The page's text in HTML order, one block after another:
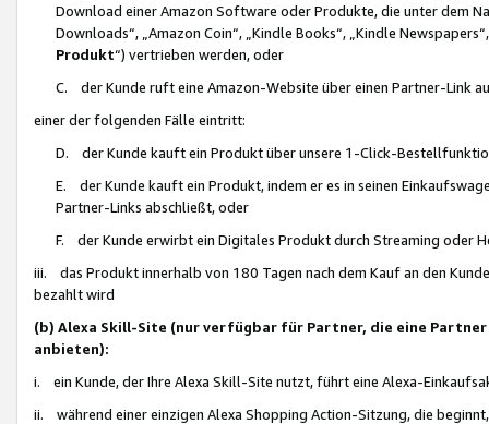
Download einer Amazon Software oder Produkte, die unter dem
Downloads“, „Amazon Coin“, „Kindle Books“, „Kindle
Produkt“) vertrieben werden, oder
C. der Kunde ruft eine Amazon-Website über einen Partner-Link
einer der folgenden Fälle eintritt:
D. der Kunde kauft ein Produkt über unsere 1-Click-
E. der Kunde kauft ein Produkt, indem er es in seinen
Partner-Links abschließt, oder
F. der Kunde erwirbt ein Digitales Produkt durch Streaming oder
iii. das Produkt innerhalb von 180 Tagen nach dem Kauf an den
bezahlt wird
(b) Alexa Skill-Site (nur verfügbar für Partner, die eine
anbieten):
i. ein Kunde, der Ihre Alexa Skill-Site nutzt, führt eine Alexa-
ii. während einer einzigen Alexa Shopping Action-Sitzung, die